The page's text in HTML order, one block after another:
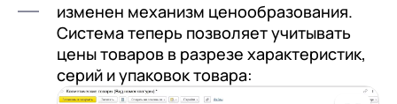
изменен механизм ценообразования.
Система теперь позволяет учитывать
цены товаров в разрезе характеристик,
серий и упаковок товара: